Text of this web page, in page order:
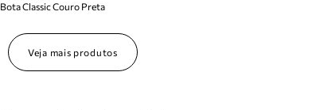
Bota Classic Couro Preta
Veja mais produtos